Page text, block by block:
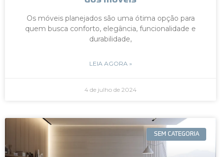
Os móveis planejados são uma ótima opção para
quem busca conforto, elegância, funcionalidade e
durabilidade,
LEIA AGORA »
4 de julho de 2024
SEM CATEGORIA